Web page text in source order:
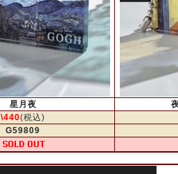
星月夜
\440(税込)
G59809